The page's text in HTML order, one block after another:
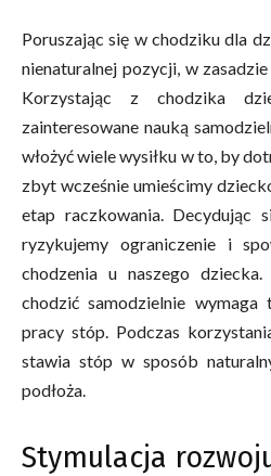
Poruszając się w chodziku dla
nienaturalnej pozycji, w
Korzystając z chodzika
zainteresowane nauką
włożyć wiele wysiłku w to, by
zbyt wcześnie umieścimy
etap raczkowania. Decydując
ryzykujemy ograniczenie i
chodzenia u naszego
chodzić samodzielnie
pracy stóp. Podczas
stawia stóp w sposób
podłoża.
Stymulacja